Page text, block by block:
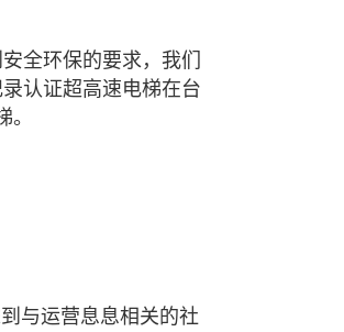
全环保的要求，我们
认证超高速电梯在台
与运营息息相关的社